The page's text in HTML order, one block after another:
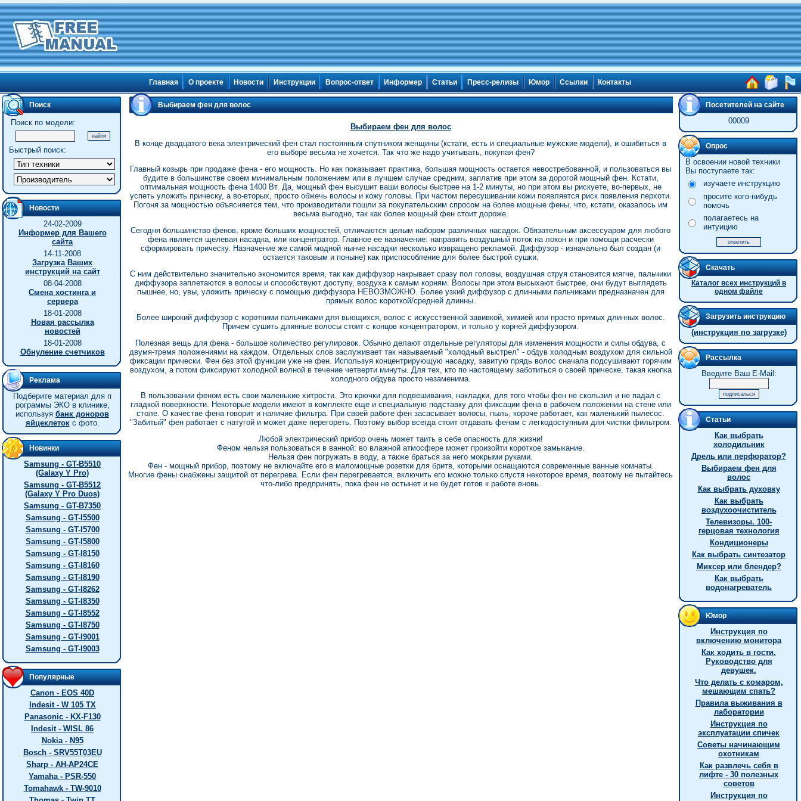
Главная О проекте Новости Инструкции Вопрос-ответ Информер Статьи Пресс-релизы Юмор Ссылки Контакты
Поиск
Поиск по модели:
Быстрый поиск:
Новости
24-02-2009
Информер для Вашего
сайта
14-11-2008
Загрузка Ваших
инструкций на сайт
08-04-2008
Смена хостинга и
сервера
18-01-2008
Новая рассылка
новостей
18-01-2008
Обнуление счетчиков
Реклама
Подберите материал для п
рограммы ЭКО в клинике,
используя банк доноров
яйцеклетокс фото.
Новинки
Samsung - GT-B5510
(Galaxy Y Pro)
Samsung - GT-B5512
(Galaxy Y Pro Duos)
Samsung - GT-B7350
Samsung - GT-I5500
Samsung - GT-I5700
Samsung - GT-I5800
Samsung - GT-I8150
Samsung - GT-I8160
Samsung - GT-I8190
Samsung - GT-I8262
Samsung - GT-I8350
Samsung - GT-I8552
Samsung - GT-I8750
Samsung - GT-I9001
Samsung - GT-I9003
Популярные
Canon - EOS 40D
Indesit - W 105 TX
Panasonic - KX-F130
Indesit - WISL 86
Nokia - N95
Bosch - SRV55T03EU
Sharp - AH-AP24CE
Yamaha - PSR-550
Tomahawk - TW-9010
Выбираем фен для волос
Выбираем фен для волос
В конце двадцатого века электрический фен стал постоянным спутником женщины (кстати, есть и специальные мужские модели), и ошибиться в
его выборе весьма не хочется. Так что же надо учитывать, покупая фен?
Главный козырь при продаже фена - его мощность. Но как показывает практика, большая мощность остается невостребованной, и пользоваться вы
будите в большинстве своем минимальным положением или в лучшем случае средним, заплатив при этом за дорогой мощный фен. Кстати,
оптимальная мощность фена 1400 Вт. Да, мощный фен высушит ваши волосы быстрее на 1-2 минуты, но при этом вы рискуете, во-первых, не
успеть уложить прическу, а во-вторых, просто обжечь волосы и кожу головы. При частом пересушивании кожи появляется риск появления перхоти.
Погоня за мощностью объясняется тем, что производители пошли за покупательским спросом на более мощные фены, что, кстати, оказалось им
весьма выгодно, так как более мощный фен стоит дороже.
Сегодня большинство фенов, кроме больших мощностей, отличаются целым набором различных насадок. Обязательным аксессуаром для любого
фена является щелевая насадка, или концентратор. Главное ее назначение: направить воздушный поток на локон и при помощи расчески
сформировать прическу. Назначение же самой модной нынче насадки несколько извращено рекламой. Диффузор - изначально был создан (и
остается таковым и поныне) как приспособление для более быстрой сушки.
С ним действительно значительно экономится время, так как диффузор накрывает сразу пол головы, воздушная струя становится мягче, пальчики
диффузора заплетаются в волосы и способствуют доступу, воздуха к самым корням. Волосы при этом высыхают быстрее, они будут выглядеть
пышнее, но, увы, уложить прическу с помощью диффузора НЕВОЗМОЖНО. Более узкий диффузор с длинными пальчиками предназначен для
прямых волос короткой/средней длинны.
Более широкий диффузор с короткими пальчиками для вьющихся, волос с искусственной завивкой, химией или просто прямых длинных волос.
Причем сушить длинные волосы стоит с концов концентратором, и только у корней диффузором.
Полезная вещь для фена - большое количество регулировок. Обычно делают отдельные регуляторы для изменения мощности и силы обдува, с
двумя-тремя положениями на каждом. Отдельных слов заслуживает так называемый "холодный выстрел" - обдув холодным воздухом для сильной
фиксации прически. Фен без этой функции уже не фен. Используя концентрирующую насадку, завитую прядь волос сначала подсушивают горячим
воздухом, а потом фиксируют холодной волной в течение четверти минуты. Для тех, кто по настоящему заботиться о своей прическе, такая кнопка
холодного обдува просто незаменима.
В пользовании феном есть свои маленькие хитрости. Это крючки для подвешивания, накладки, для того чтобы фен не скользил и не падал с
гладкой поверхности. Некоторые модели имеют в комплекте еще и специальную подставку для фиксации фена в рабочем положении на стене или
столе. О качестве фена говорит и наличие фильтра. При своей работе фен засасывает волосы, пыль, короче работает, как маленький пылесос.
"Забитый" фен работает с натугой и может даже перегореть. Поэтому выбор всегда стоит отдавать фенам с легкодоступным для чистки фильтром.
Любой электрический прибор очень может таить в себе опасность для жизни!
Феном нельзя пользоваться в ванной: во влажной атмосфере может произойти короткое замыкание.
Нельзя фен погружать в воду, а также браться за него мокрыми руками.
Фен - мощный прибор, поэтому не включайте его в маломощные розетки для бритв, которыми оснащаются современные ванные комнаты.
Многие фены снабжены защитой от перегрева. Если фен перегревается, включить его можно только спустя некоторое время, поэтому не пытайтесь
что-либо предпринять, пока фен не остынет и не будет готов к работе вновь.
Посетителей на сайте
00009
Опрос
В освоении новой техники
Вы поступаете так:
изучаете инструкцию
просите кого-нибудь
помочь
полагаетесь на
интуицию
Скачать
Каталог всех инструкций в
одном файле
Загрузить инструкцию
(инструкция по загрузке)
Рассылка
Введите Ваш E-Mail:
Статьи
Как выбрать
холодильник
Дрель или перфоратор?
Выбираем фен для
волос
Как выбрать духовку
Как выбрать
воздухоочиститель
Телевизоры. 100-
герцовая технология
Кондиционеры
Как выбрать синтезатор
Миксер или блендер?
Как выбрать
водонагреватель
Юмор
Инструкция по
включению монитора
Как ходить в гости.
Руководство для
девушек.
Что делать с комаром,
мешающим спать?
Правила выживания в
лаборатории
Инструкция по
эксплуатации спичек
Советы начинающим
охотникам
Как развлечь себя в
лифте - 30 полезных
советов
Инструкция по